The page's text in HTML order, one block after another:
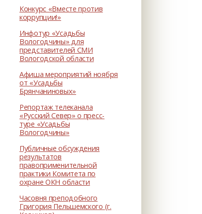
Конкурс «Вместе против
коррупции!»
Инфотур «Усадьбы
Вологодчины» для
представителей СМИ
Вологодской области
Афиша мероприятий ноября
от «Усадьбы
Брянчаниновых»
Репортаж телеканала
«Русский Север» о пресс-
туре «Усадьбы
Вологодчины»
Публичные обсуждения
результатов
правоприменительной
практики Комитета по
охране ОКН области
Часовня преподобного
Григория Пельшемского (г.